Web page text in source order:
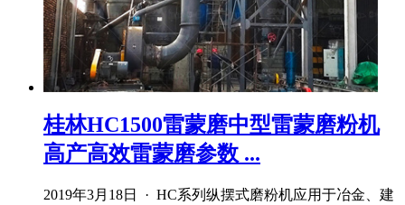
桂林HC1500雷蒙磨中型雷蒙磨粉机
高产高效雷蒙磨参数 ...
2019年3月18日 · HC系列纵摆式磨粉机应用于冶金、建